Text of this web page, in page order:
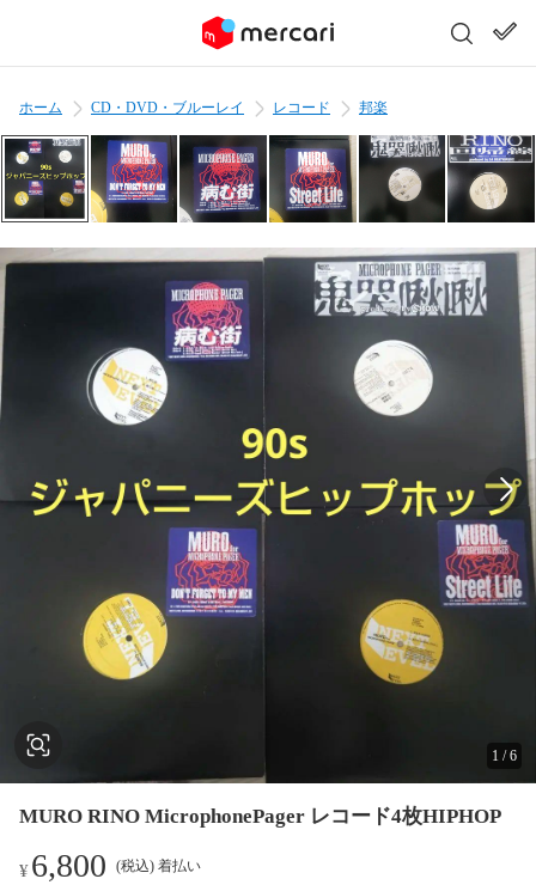
ホーム CD・DVD・ブルーレイ レコード 邦楽
1 /6
MURO RINO MicrophonePager レコード4枚HIPHOP
¥6,800 (税込) 着払い